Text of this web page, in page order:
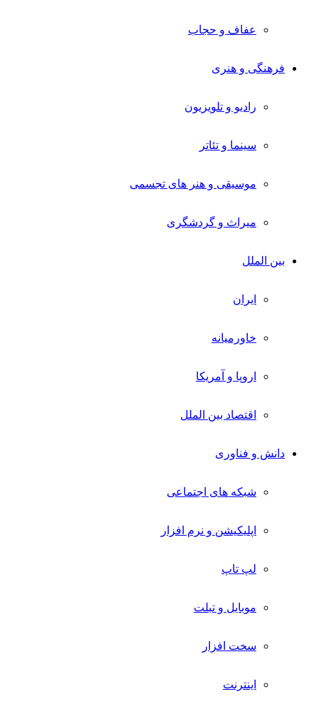
عفاف و حجاب
فرهنگی و هنری
رادیو و تلویزیون
سینما و تئاتر
موسیقی و هنر های تجسمی
میراث و گردشگری
بین الملل
ایران
خاورمیانه
اروپا و آمریکا
اقتصاد بین الملل
دانش و فناوری
شبکه های اجتماعی
اپلیکیشن و نرم افزار
لپ تاپ
موبایل و تبلت
سخت افزار
اینترنت